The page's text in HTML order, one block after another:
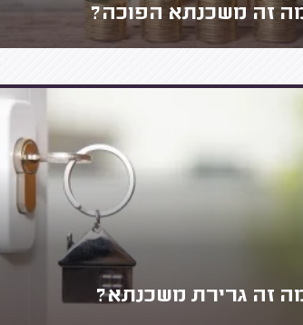
זה משכנתא הפוכה?
זה גרירת משכנתא?